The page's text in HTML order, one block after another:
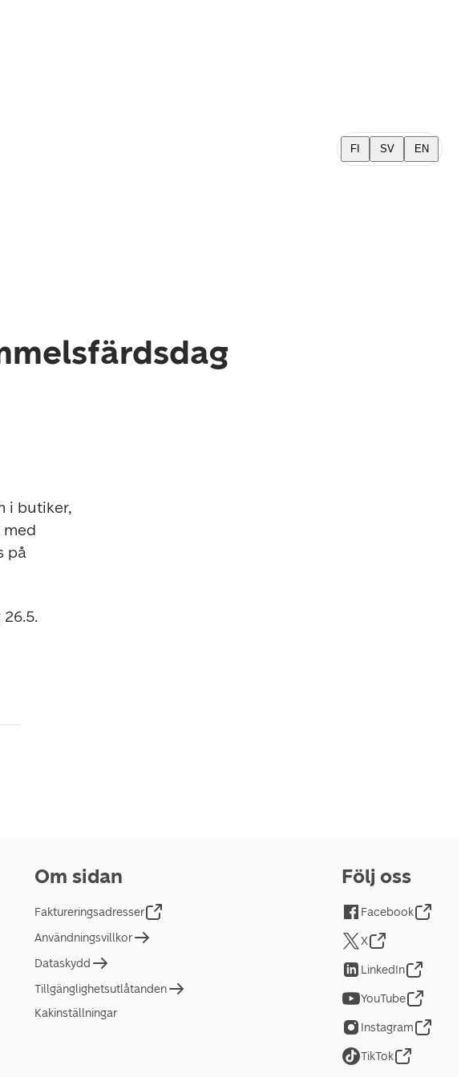
FI SV EN
i butiker,
på
Om sidan
Faktureringsadresser
Användningsvillkor
Dataskydd
Tillgänglighetsutlåtanden
Kakinställningar
Följ oss
Facebook
X
LinkedIn
YouTube
Instagram
TikTok